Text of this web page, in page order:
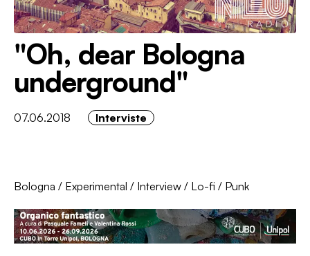
"Oh, dear Bologna
underground"
07.06.2018 Interviste
Bologna / Experimental / Interview / Lo-fi / Punk